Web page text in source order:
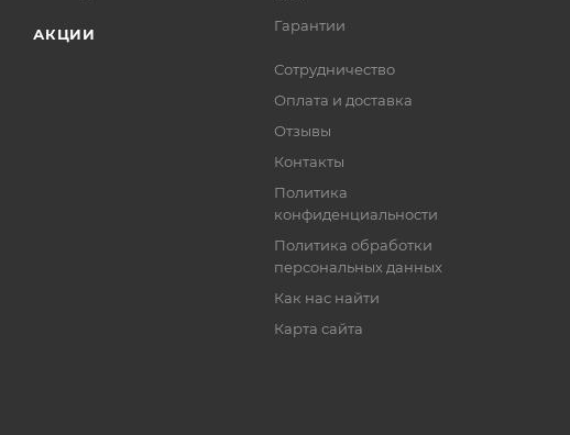
АКЦИИ
Гарантии
Сотрудничество
Оплата и доставка
Отзывы
Контакты
Политика
конфиденциальности
Политика обработки
персональных данных
Как нас найти
Карта сайта